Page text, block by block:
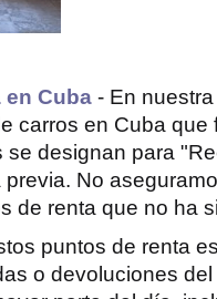
Cuba - En
carros en Cuba que
se designan para
No
de renta que no ha
puntos de renta
o devoluciones